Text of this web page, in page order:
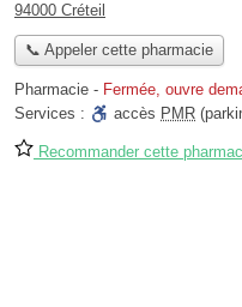
94000 Créteil
📞 Appeler cette pharmacie
Pharmacie - Fermée, ouvre
Services :
accès PMR
Recommander cette